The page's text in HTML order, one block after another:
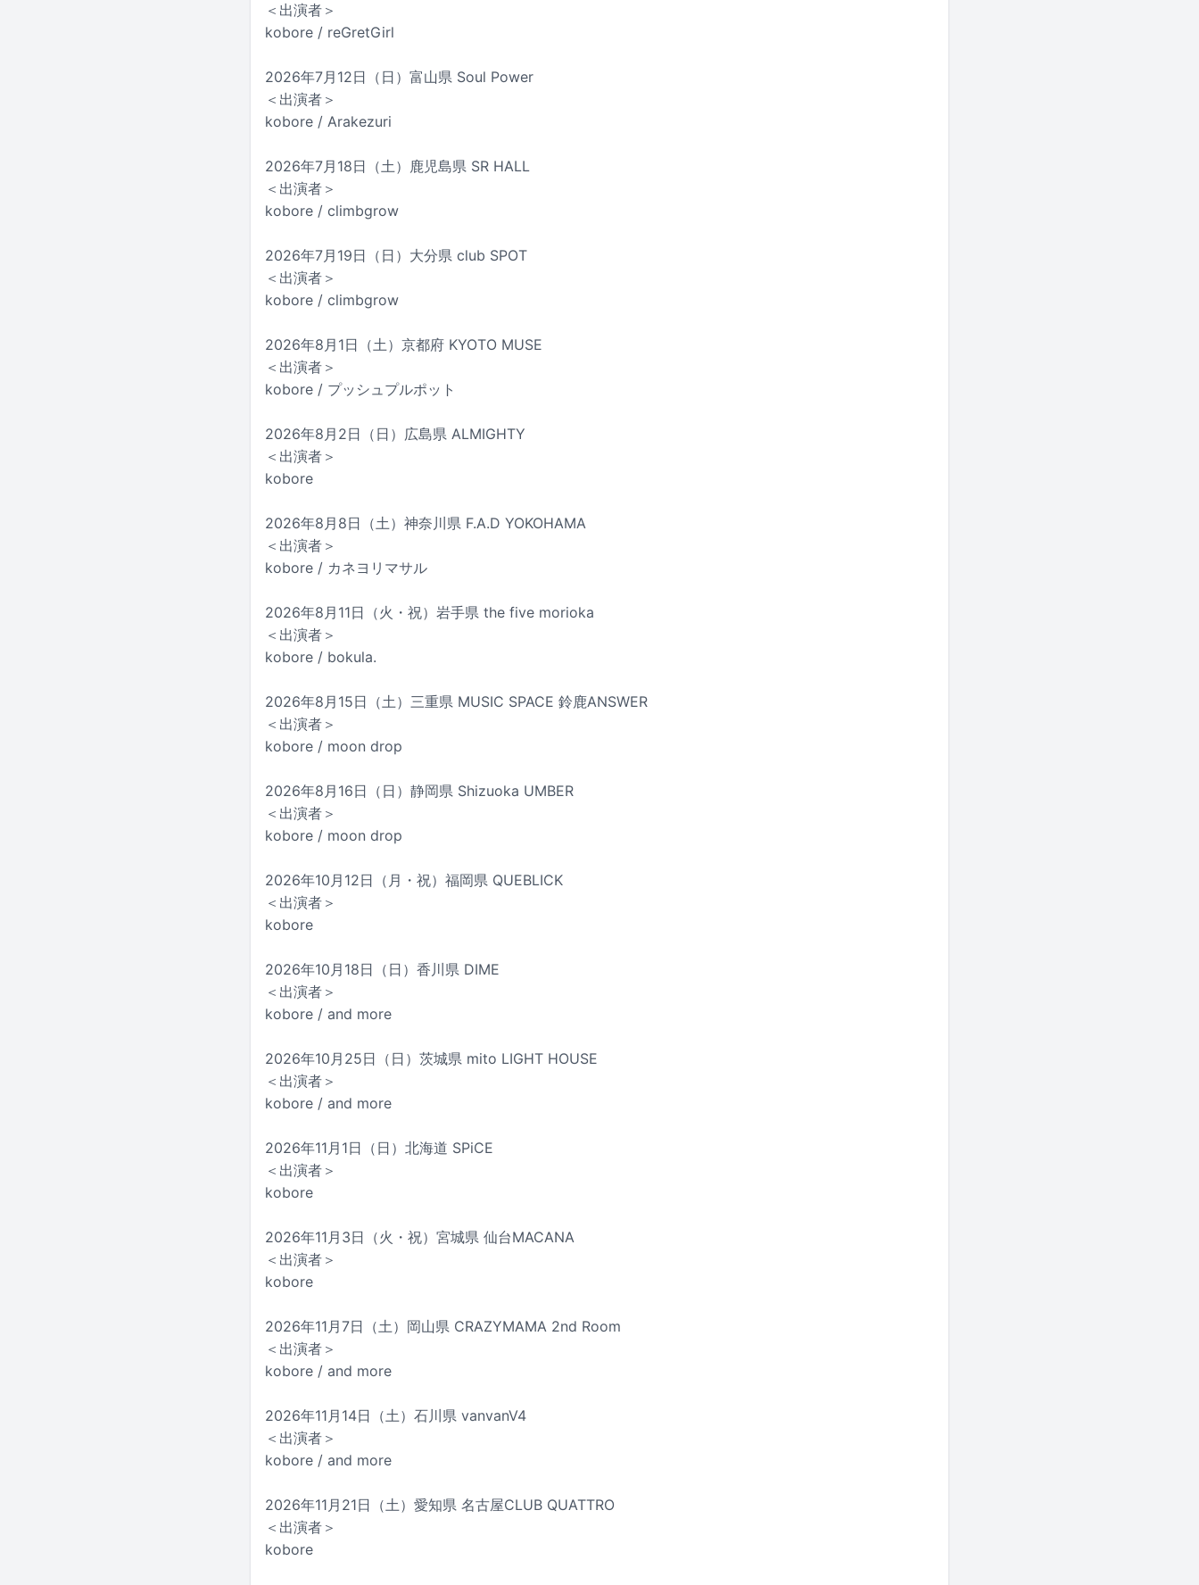
＜出演者＞
kobore / reGretGirl
2026年7月12日（日）富山県 Soul Power
＜出演者＞
kobore / Arakezuri
2026年7月18日（土）鹿児島県 SR HALL
＜出演者＞
kobore / climbgrow
2026年7月19日（日）大分県 club SPOT
＜出演者＞
kobore / climbgrow
2026年8月1日（土）京都府 KYOTO MUSE
＜出演者＞
kobore / プッシュプルポット
2026年8月2日（日）広島県 ALMIGHTY
＜出演者＞
kobore
2026年8月8日（土）神奈川県 F.A.D YOKOHAMA
＜出演者＞
kobore / カネヨリマサル
2026年8月11日（火・祝）岩手県 the five morioka
＜出演者＞
kobore / bokula.
2026年8月15日（土）三重県 MUSIC SPACE 鈴鹿ANSWER
＜出演者＞
kobore / moon drop
2026年8月16日（日）静岡県 Shizuoka UMBER
＜出演者＞
kobore / moon drop
2026年10月12日（月・祝）福岡県 QUEBLICK
＜出演者＞
kobore
2026年10月18日（日）香川県 DIME
＜出演者＞
kobore / and more
2026年10月25日（日）茨城県 mito LIGHT HOUSE
＜出演者＞
kobore / and more
2026年11月1日（日）北海道 SPiCE
＜出演者＞
kobore
2026年11月3日（火・祝）宮城県 仙台MACANA
＜出演者＞
kobore
2026年11月7日（土）岡山県 CRAZYMAMA 2nd Room
＜出演者＞
kobore / and more
2026年11月14日（土）石川県 vanvanV4
＜出演者＞
kobore / and more
2026年11月21日（土）愛知県 名古屋CLUB QUATTRO
＜出演者＞
kobore